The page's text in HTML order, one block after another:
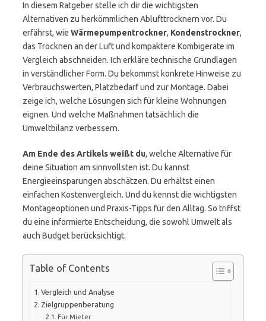
In diesem Ratgeber stelle ich dir die wichtigsten
Alternativen zu herkömmlichen Ablufttrocknern vor. Du
erfährst, wie Wärmepumpentrockner, Kondenstrockner,
das Trocknen an der Luft und kompaktere Kombigeräte im
Vergleich abschneiden. Ich erkläre technische Grundlagen
in verständlicher Form. Du bekommst konkrete Hinweise zu
Verbrauchswerten, Platzbedarf und zur Montage. Dabei
zeige ich, welche Lösungen sich für kleine Wohnungen
eignen. Und welche Maßnahmen tatsächlich die
Umweltbilanz verbessern.
Am Ende des Artikels weißt du, welche Alternative für
deine Situation am sinnvollsten ist. Du kannst
Energieeinsparungen abschätzen. Du erhältst einen
einfachen Kostenvergleich. Und du kennst die wichtigsten
Montageoptionen und Praxis-Tipps für den Alltag. So triffst
du eine informierte Entscheidung, die sowohl Umwelt als
auch Budget berücksichtigt.
Table of Contents
Vergleich und Analyse
Zielgruppenberatung
Für Mieter